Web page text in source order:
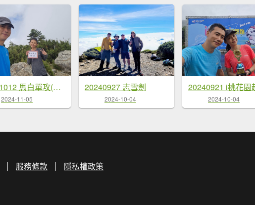
20241012 馬白單攻(馬崙山、白姑大山)
2024-11-05
20240927 志雪劍
2024-10-04
20240921 i桃花園
2024-10-04
服務條款 隱私權政策